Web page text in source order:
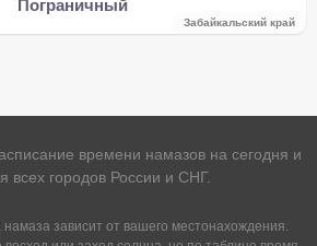
Пограничный
Забайкальский край
времени намазов на сегодня и
всех городов России и СНГ.
зависит от вашего местонахождения.